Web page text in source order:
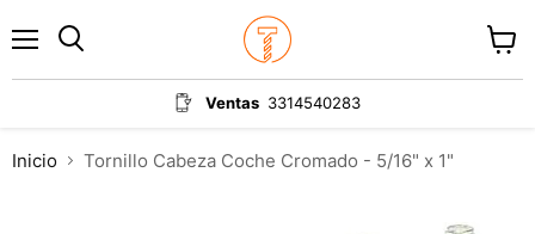
Ventas 3314540283
carrito
Inicio Tornillo Cabeza Coche Cromado - 5/16" x 1"